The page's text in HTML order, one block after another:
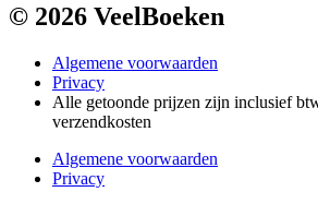
© 2026 VeelBoeken
Algemene voorwaarden
Privacy
Alle getoonde prijzen zijn inclusief
verzendkosten
Algemene voorwaarden
Privacy